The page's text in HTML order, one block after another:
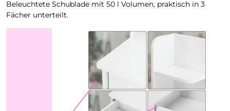
Beleuchtete Schublade mit 50 l Volumen, praktisch in 3
Fächer unterteilt.